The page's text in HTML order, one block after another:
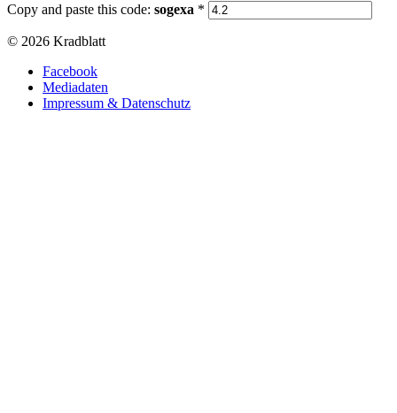
Copy and paste this code: sogexa *
© 2026 Kradblatt
Facebook
Mediadaten
Impressum & Datenschutz